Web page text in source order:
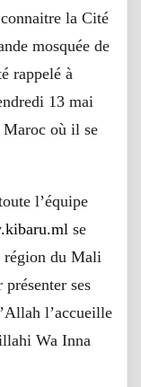
la Cité
mosquée de
rappelé à
13 mai
Maroc où il se
l’équipe
se
région du Mali
ses
l’accueille
Wa Inna